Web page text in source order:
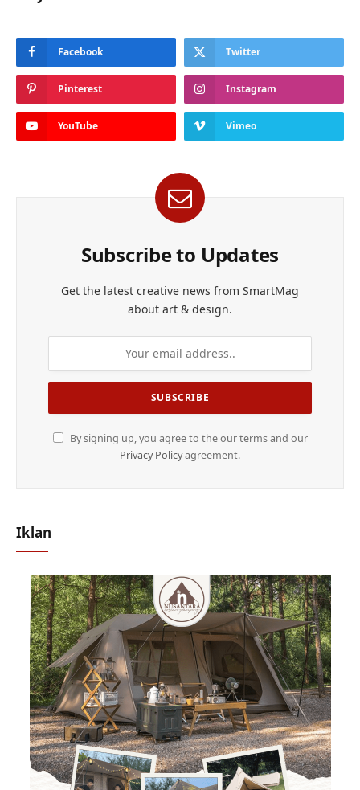
Facebook Twitter
Pinterest Instagram
YouTube Vimeo
Subscribe to Updates
Get the latest creative news from SmartMag
about art & design.
By signing up, you agree to the our terms and our
Privacy Policyagreement.
Iklan